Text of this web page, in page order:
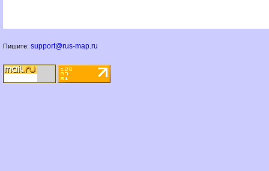
Пишите: support@rus-map.ru